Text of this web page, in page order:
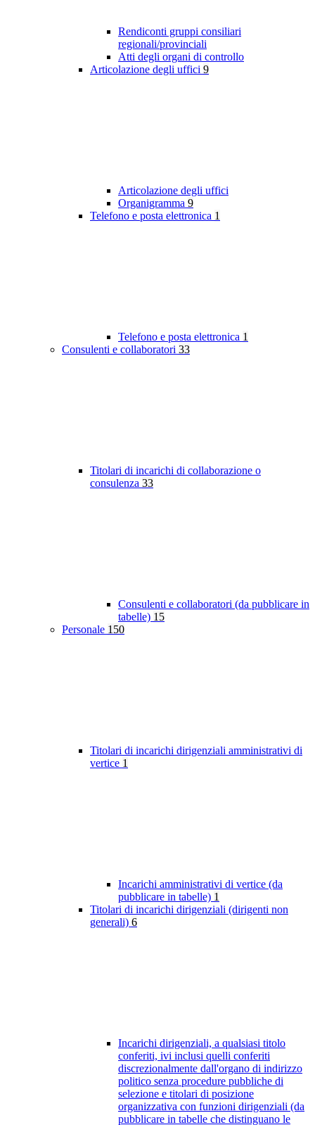
Rendiconti gruppi consiliari
regionali/provinciali
Atti degli organi di controllo
Articolazione degli uffici 9
Articolazione degli uffici
Organigramma 9
Telefono e posta elettronica 1
Telefono e posta elettronica 1
Consulenti e collaboratori 33
Titolari di incarichi di collaborazione o
consulenza 33
Consulenti e collaboratori (da pubblicare in
tabelle) 15
Personale 150
Titolari di incarichi dirigenziali amministrativi di
vertice 1
Incarichi amministrativi di vertice (da
pubblicare in tabelle) 1
Titolari di incarichi dirigenziali (dirigenti non
generali) 6
Incarichi dirigenziali, a qualsiasi titolo
conferiti, ivi inclusi quelli conferiti
discrezionalmente dall'organo di indirizzo
politico senza procedure pubbliche di
selezione e titolari di posizione
organizzativa con funzioni dirigenziali (da
pubblicare in tabelle che distinguano le